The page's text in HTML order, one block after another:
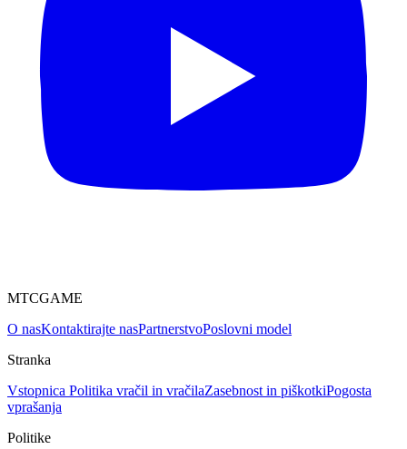
MTCGAME
O nasKontaktirajte nasPartnerstvoPoslovni model
Stranka
Vstopnica Politika vračil in vračilaZasebnost in piškotkiPogosta
vprašanja
Politike